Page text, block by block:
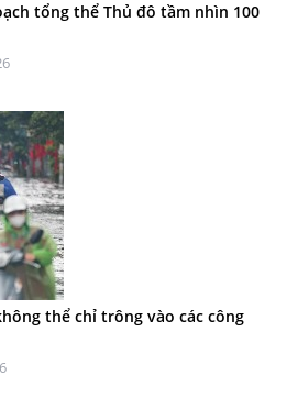
tổng thể Thủ đô tầm nhìn 100
thể chỉ trông vào các công